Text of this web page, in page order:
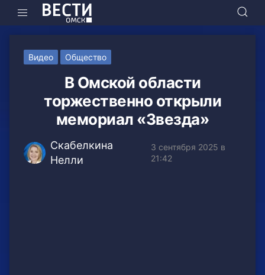
Видео Общество
В Омской области
торжественно открыли
мемориал «Звезда»
Скабелкина
Нелли
3 сентября 2025 в
21:42